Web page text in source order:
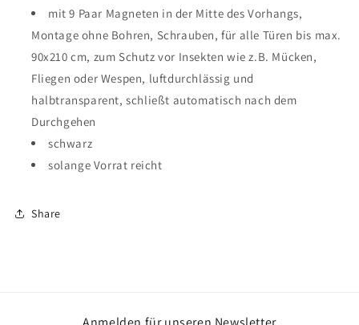
Tür
schwarz
Tür
90x210cm
schwarz
mit 9 Paar Magneten in der Mitte des Vorhangs,
Montage ohne Bohren, Schrauben, für alle Türen bis max.
90x210 cm, zum Schutz vor Insekten wie z.B. Mücken,
Fliegen oder Wespen, luftdurchlässig und
halbtransparent, schließt automatisch nach dem
Durchgehen
schwarz
solange Vorrat reicht
Share